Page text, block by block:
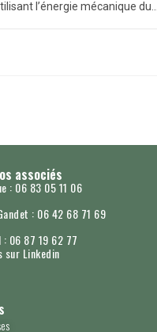
l’énergie mécanique du…
associés
: 06 83 05 11 06
: 06 42 68 71 69
: 06 87 19 62 77
sur Linkedin